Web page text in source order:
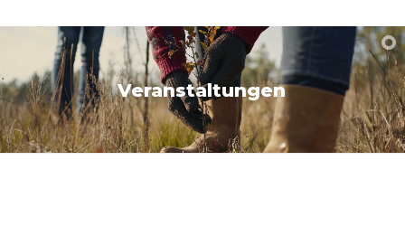
Veranstaltungen